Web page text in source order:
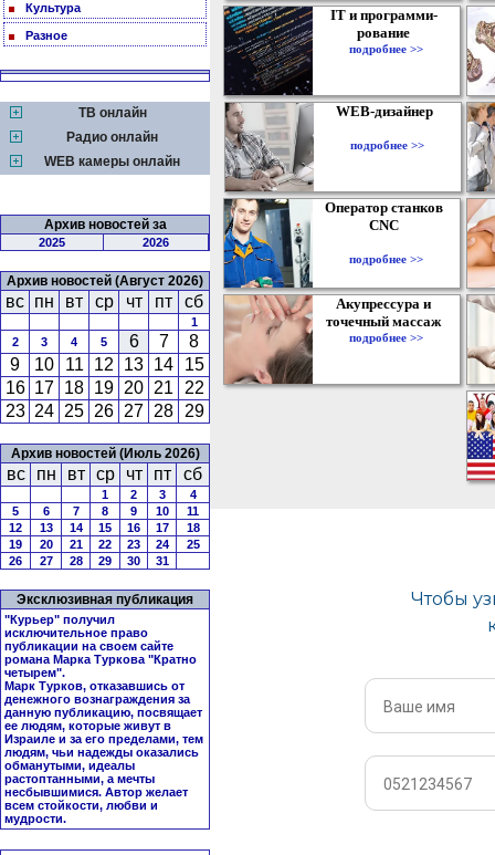
Культура
Разное
ТВ онлайн
Радио онлайн
WEB камеры онлайн
Архив новостей за
2025 2026
Архив новостей (Август 2026)
вс пн вт ср чт пт сб
1
2
3 4 5 6 7
8
9
10 11 12 13 14
15
16 17 18 19 20 21
22
23 24 25 26 27 28 29
Архив новостей (Июль 2026)
вс пн вт ср чт пт сб
1 2 3
4
5
6 7 8 9 10
11
12
13 14 15 16 17
18
19
20 21 22 23 24
25
26
27 28 29 30 31
Эксклюзивная публикация
"Курьер" получил
исключительное право
публикации на своем сайте
романа Марка Туркова "Кратно
четырем".
Марк Турков, отказавшись от
денежного вознаграждения за
данную публикацию, посвящает
ее людям, которые живут в
Израиле и за его пределами, тем
людям, чьи надежды оказались
обманутыми, идеалы
растоптанными, а мечты
несбывшимися. Автор желает
всем стойкости, любви и
мудрости.
IT и программи-
рование
подробнее >>
WEB-дизайнер
подробнее >>
Оператор станков
CNC
подробнее >>
Акупрессура и
точечный массаж
подробнее >>